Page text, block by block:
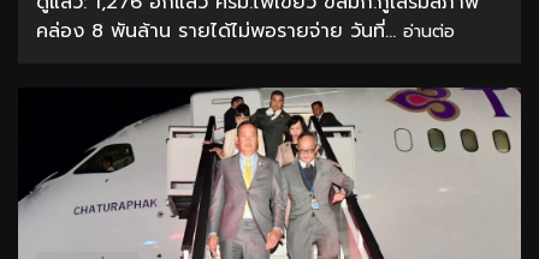
คล่อง 8 พันล้าน รายได้ไม่พอรายจ่าย วันที่... อ่านต่อ